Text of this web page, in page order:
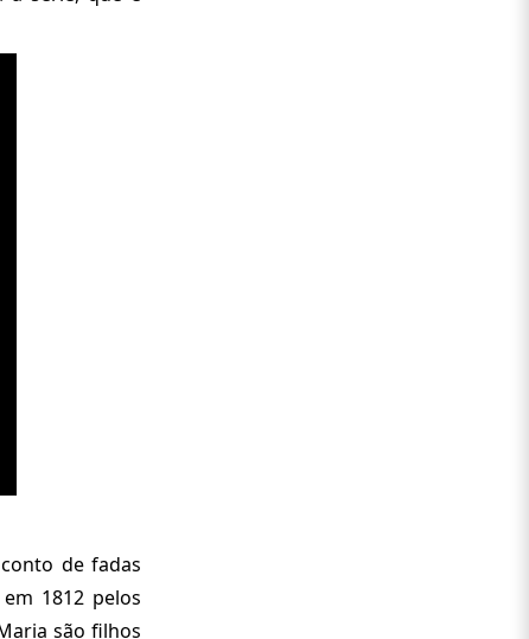
de fadas
1812 pelos
são filhos